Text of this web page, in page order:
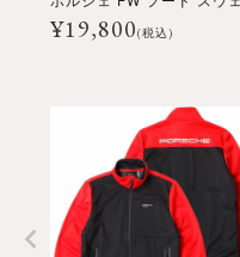
¥19,800(税込)